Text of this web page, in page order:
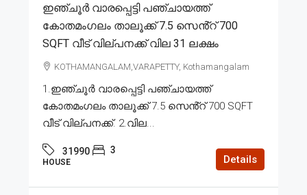
ഇഞ്ചൂർ വാരപ്പെട്ടി പഞ്ചായത്ത്
കോതമംഗലം താലൂക്ക് 7.5 സെൻ്റ് 700
SQFT വീട് വില്പനക്ക് വില 31 ലക്ഷം
KOTHAMANGALAM,VARAPETTY, Kothamangalam
1.ഇഞ്ചൂർ വാരപ്പെട്ടി പഞ്ചായത്ത്
കോതമംഗലം താലൂക്ക് 7.5 സെൻ്റ് 700 SQFT
വീട് വില്പനക്ക്. 2.വില...
31990 3
HOUSE Details